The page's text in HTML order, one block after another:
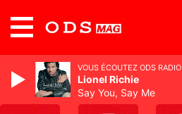
VOUS ÉCOUTEZ ODS RADIO
Lionel Richie
Say You, Say Me